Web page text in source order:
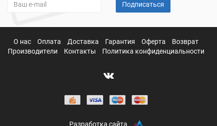
Подписаться
О нас Оплата Доставка Гарантия Оферта
Возврат
Производители
Контакты Политика конфиденциальности
Разработка сайта